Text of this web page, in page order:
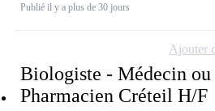
Publié il y a plus de 30 jours
Biologiste - Médecin ou
Pharmacien Créteil H/F
Ajouter